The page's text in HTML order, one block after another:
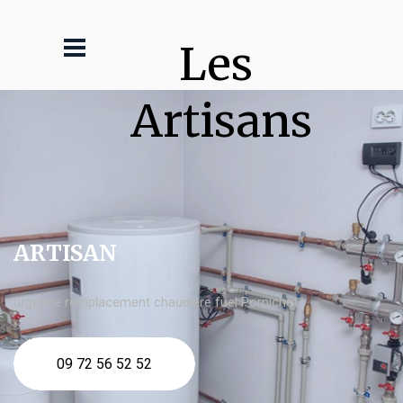
Les
Artisans
ARTISAN
urgence remplacement chaudière fuel Pornichet
09 72 56 52 52